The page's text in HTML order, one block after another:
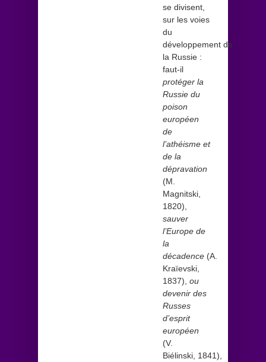
se divisent,
sur les voies
du
développement de
la Russie :
faut-il
protéger la
Russie du
poison
européen
de
l’athéisme et
de la
dépravation
(M.
Magnitski,
1820),
sauver
l’Europe de
la
décadence (A.
Kraïevski,
1837), ou
devenir des
Russes
d’esprit
européen
(V.
Biélinski, 1841),